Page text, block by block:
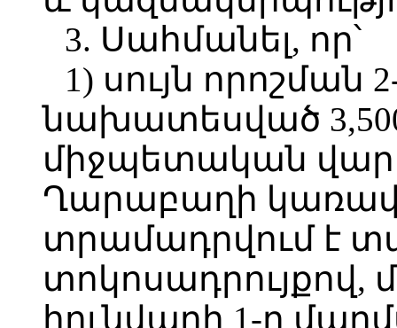
3. Սահմանել, որ՝
1) սույն որոշման
նախատեսված
միջպետական
Ղարաբաղի
տրամադրվում է
տոկոսադրույքով,
հունվարի 1-ը